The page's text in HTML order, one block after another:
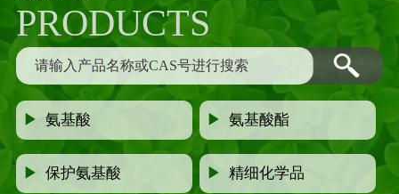
PRODUCTS
▶氨基酸 ▶氨基酸酯
▶保护氨基酸 ▶精细化学品